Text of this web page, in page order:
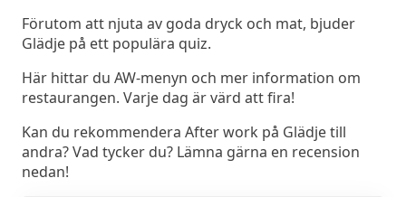
Förutom att njuta av goda dryck och mat, bjuder
Glädje på ett populära quiz.
Här hittar du AW-menyn och mer information om
restaurangen. Varje dag är värd att fira!
Kan du rekommendera After work på Glädje till
andra? Vad tycker du? Lämna gärna en recension
nedan!